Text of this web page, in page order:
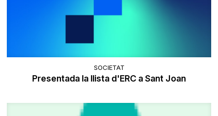
SOCIETAT
Presentada la llista d'ERC a Sant Joan